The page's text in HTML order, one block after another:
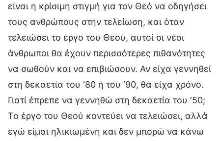
είναι η κρίσιμη στιγμή για τον Θεό να οδηγήσει
τους ανθρώπους στην τελείωση, και όταν
τελειώσει το έργο του Θεού, αυτοί οι νέοι
άνθρωποι θα έχουν περισσότερες πιθανότητες
να σωθούν και να επιβιώσουν. Αν είχα γεννηθεί
στη δεκαετία του ‘80 ή του ‘90, θα είχα χρόνο.
Γιατί έπρεπε να γεννηθώ στη δεκαετία του ‘50;
Το έργο του Θεού κοντεύει να τελειώσει, αλλά
εγώ είμαι ηλικιωμένη και δεν μπορώ να κάνω